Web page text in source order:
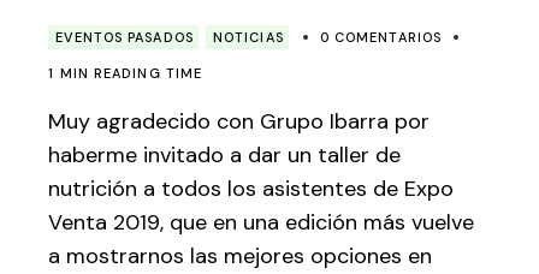
EVENTOS PASADOS NOTICIAS 0 COMENTARIOS
1 MIN READING TIME
Muy agradecido con Grupo Ibarra por
haberme invitado a dar un taller de
nutrición a todos los asistentes de Expo
Venta 2019, que en una edición más vuelve
a mostrarnos las mejores opciones en